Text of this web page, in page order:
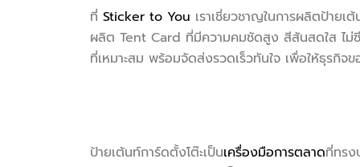
ที่ Sticker to You เราเชี่ยวชาญในการผลิตป้าย
ผลิต Tent Card ที่มีความคมชัดสูง สีสันสดใส ไม่ซี
ที่เหมาะสม พร้อมจัดส่งรวดเร็วทันใจ เพื่อให้ธุร
ป้ายเต้นท์การ์ดตั้งโต๊ะเป็นเครื่องมือการตลาดที่ทรง